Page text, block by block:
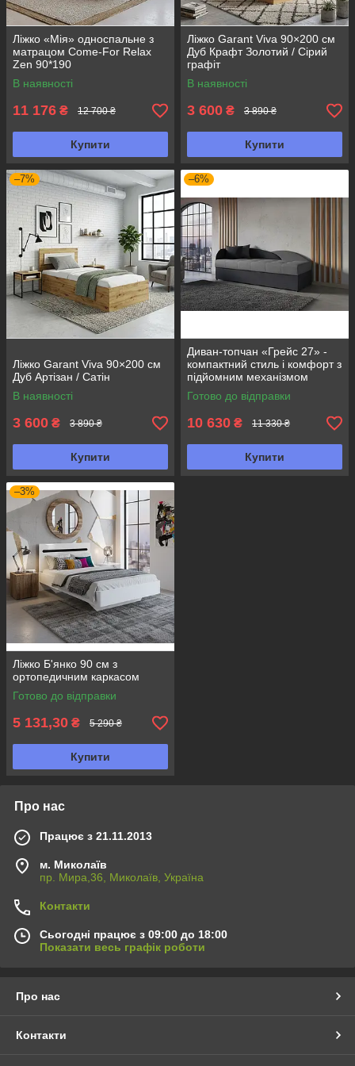
Ліжко «Мія» односпальне з
матрацом Come-For Relax
Zen 90*190
В наявності
11 176 ₴ 12 700 ₴
Купити
Ліжко Garant Viva 90×200 см
Дуб Крафт Золотий / Сірий
графіт
В наявності
3 600 ₴ 3 890 ₴
Купити
–7%
Ліжко Garant Viva 90×200 см
Дуб Артізан / Сатін
В наявності
3 600 ₴ 3 890 ₴
Купити
–6%
Диван-топчан «Грейс 27» -
компактний стиль і комфорт з
підйомним механізмом
Готово до відправки
10 630 ₴ 11 330 ₴
Купити
–3%
Ліжко Б'янко 90 см з
ортопедичним каркасом
Готово до відправки
5 131,30 ₴ 5 290 ₴
Купити
Про нас
Працює з 21.11.2013
м. Миколаїв
пр. Мира,36, Миколаїв, Україна
Контакти
Сьогодні працює з 09:00 до 18:00
Показати весь графік роботи
Про нас
Контакти